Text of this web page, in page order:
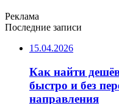
Реклама
Последние записи
15.04.2026
Как найти
быстро и без
направления